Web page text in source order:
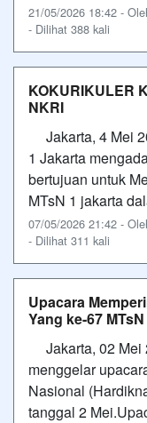
21/05/2026 18:42 -
- Dilihat 388 kali
KOKURIKULER
NKRI
Jakarta, 4 Mei
1 Jakarta
bertujuan untuk
MTsN 1 jakarta
07/05/2026 21:42 -
- Dilihat 311 kali
Upacara
Yang ke-67
Jakarta, 02 Mei
menggelar
Nasional
tanggal 2